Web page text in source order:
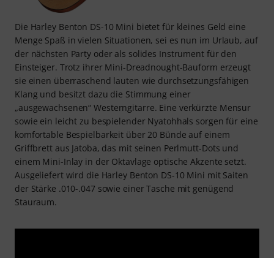
Die Harley Benton DS-10 Mini bietet für kleines Geld eine
Menge Spaß in vielen Situationen, sei es nun im Urlaub, auf
der nächsten Party oder als solides Instrument für den
Einsteiger. Trotz ihrer Mini-Dreadnought-Bauform erzeugt
sie einen überraschend lauten wie durchsetzungsfähigen
Klang und besitzt dazu die Stimmung einer
„ausgewachsenen“ Westerngitarre. Eine verkürzte Mensur
sowie ein leicht zu bespielender Nyatohhals sorgen für eine
komfortable Bespielbarkeit über 20 Bünde auf einem
Griffbrett aus Jatoba, das mit seinen Perlmutt-Dots und
einem Mini-Inlay in der Oktavlage optische Akzente setzt.
Ausgeliefert wird die Harley Benton DS-10 Mini mit Saiten
der Stärke .010-.047 sowie einer Tasche mit genügend
Stauraum.